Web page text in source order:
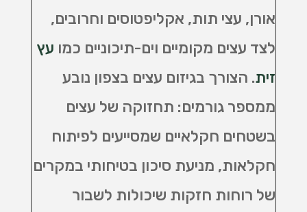
אורן, עצי תות, אקליפטוסים וחרובים,
לצד עצים מקומיים וים-תיכוניים כמו עץ
זית. הצורך בגיזום עצים בצפון נובע
ממספר גורמים: תחזוקה של עצים
בשטחים חקלאיים שמסייעים לפיתוח
חקלאות, מניעת סיכון בטיחותי במקרים
של רוחות חזקות שיכולות לשבור